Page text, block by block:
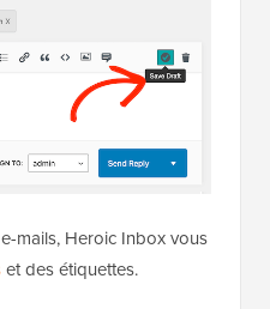
mails, Heroic Inbox vous
et des étiquettes.